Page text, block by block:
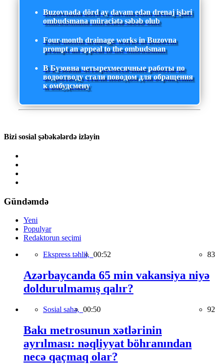
Buzovnada dörd ay davam edən drenaj işləri
ombudsmana müraciətə səbəb olub
Four-month drainage works in Buzovna
prompt an appeal to the ombudsman
В Бузовна четырехмесячные работы по
водоотводу стали поводом для обращения
к омбудсмену
Bizi sosial şəbəkələrdə izləyin
Gündəmdə
Yeni
Populyar
Redaktorun seçimi
Ekspress təhlil, 00:52 83
Azərbaycanda 65 min vakansiya niyə
doldurulmamış qalır?
Sosial sahə, 00:50 92
Bakı metrosunun xətlərinin
ayrılması: nəqliyyat böhranından
necə qaçmaq olar?